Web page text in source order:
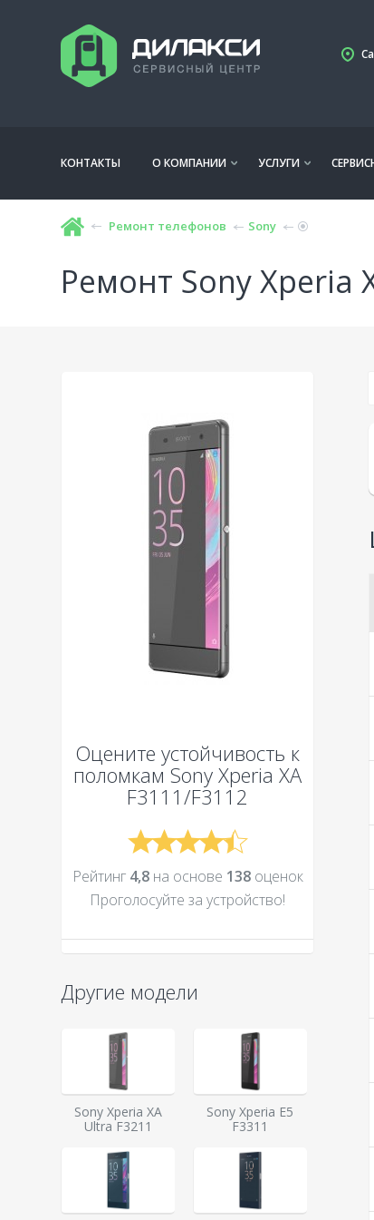
КОНТАКТЫ О КОМПАНИИ УСЛУГИ
Ремонт телефонов Sony
Ремонт Sony Xperia
Оцените устойчивость к
поломкам Sony Xperia XA
F3111/F3112
Рейтинг 4,8на основе 138оценок
Проголосуйте за устройcтво!
Другие модели
Sony Xperia XA
Ultra F3211
Sony Xperia E5
F3311